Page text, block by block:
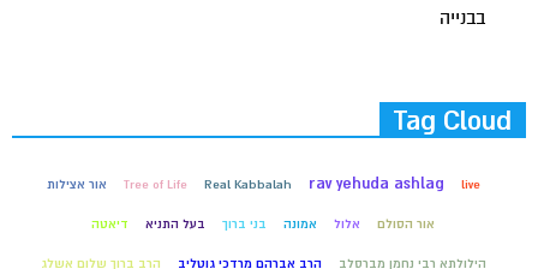
בבנייה
Tag Cloud
live
rav yehuda ashlag
Real Kabbalah
Tree of Life אור אצילות
אור הסולם אלול אמונה בני ברוך בעל התניא דיאטה
הילולתא רבי נחמן מברסלב הרב אברהם מרדכי גוטליב הרב ברוך שלום אשלג